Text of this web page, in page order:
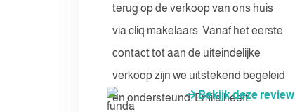
terug op de verkoop van ons huis
via cliq makelaars. Vanaf het eerste
contact tot aan de uiteindelijke
verkoop zijn we uitstekend begeleid
en ondersteund. Emile heeft...
Bekijk deze review